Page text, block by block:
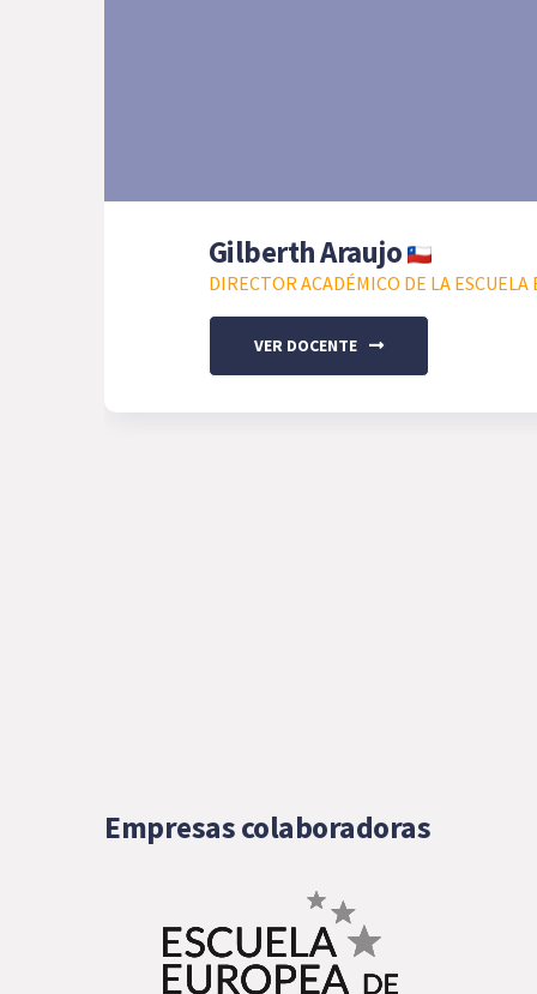
Gilberth Araujo
DIRECTOR ACADÉMICO DE LA
VER DOCENTE
Empresas colaboradoras